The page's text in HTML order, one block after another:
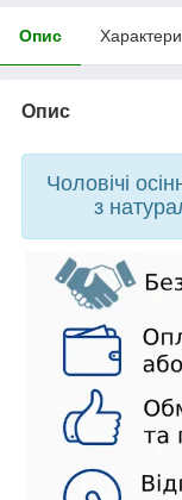
Опис
Опис
Чоловічі
з